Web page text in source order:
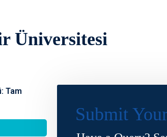
Üniversitesi
Tam
Submit